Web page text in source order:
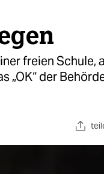
freien Schule,
„OK“ der